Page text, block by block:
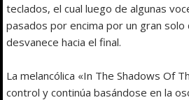
teclados, el cual luego de algunas
pasados por encima por un gran
desvanece hacia el final.
La melancólica «In The Shadows Of
control y continúa basándose en la